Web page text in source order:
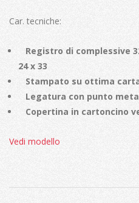
Car. tecniche:
Registro di complessive
24 x 33
Stampato su ottima
Legatura con punto
Copertina in cartoncino
Vedi modello